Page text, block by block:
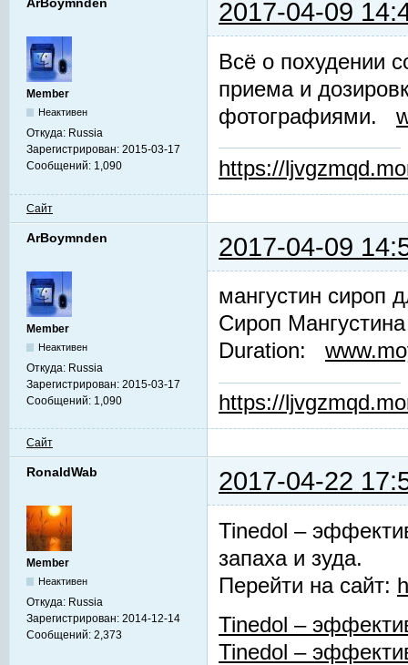
ArBoymnden 2017-04-09
Member
Неактивен
Откуда: Russia
Зарегистрирован: 2015-03-17
Сообщений: 1,090
Всё о похудении
приема и
фотографиями.
https://
Сайт
ArBoymnden 2017-04-09
Member
Неактивен
Откуда: Russia
Зарегистрирован: 2015-03-17
Сообщений: 1,090
мангустин сироп
Сироп
Duration:
https://
Сайт
RonaldWab 2017-04-22
Member
Неактивен
Откуда: Russia
Зарегистрирован: 2014-12-14
Сообщений: 2,373
Tinedol –
запаха и зуда.
Перейти на сайт:
Tinedol –
Tinedol –